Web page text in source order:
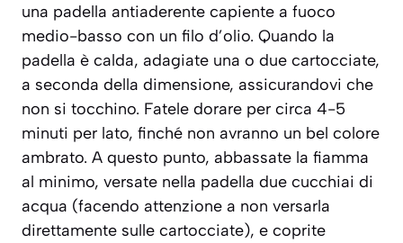
una padella antiaderente capiente a fuoco
medio-basso con un filo d’olio. Quando la
padella è calda, adagiate una o due cartocciate,
a seconda della dimensione, assicurandovi che
non si tocchino. Fatele dorare per circa 4-5
minuti per lato, finché non avranno un bel colore
ambrato. A questo punto, abbassate la fiamma
al minimo, versate nella padella due cucchiai di
acqua (facendo attenzione a non versarla
direttamente sulle cartocciate), e coprite